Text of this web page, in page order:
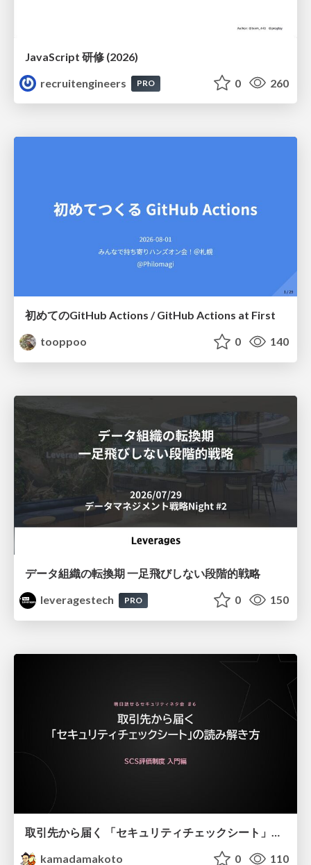
JavaScript 研修 (2026)
recruitengineers
PRO 0 260
初めてのGitHub Actions / GitHub Actions at First
tooppoo
0 140
データ組織の転換期 一足飛びしない段階的戦略
leveragestech
PRO 0 150
kamadamakoto
0 110